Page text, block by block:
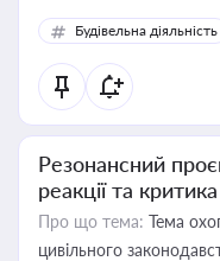
Будівельна діяльність
Резонансний
реакції та критика
Про що тема: Тема
цивільного